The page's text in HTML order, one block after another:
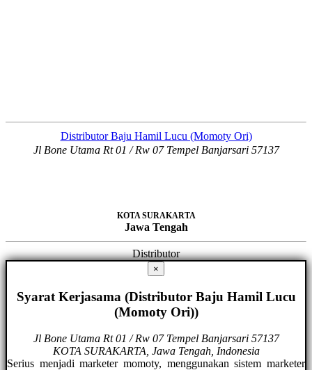
Distributor Baju Hamil Lucu (Momoty Ori)
Jl Bone Utama Rt 01 / Rw 07 Tempel Banjarsari 57137
KOTA SURAKARTA
Jawa Tengah
Distributor
×
Syarat Kerjasama (Distributor Baju Hamil Lucu
(Momoty Ori))
Jl Bone Utama Rt 01 / Rw 07 Tempel Banjarsari 57137
KOTA SURAKARTA, Jawa Tengah, Indonesia
Serius menjadi marketer momoty, menggunakan sistem marketer